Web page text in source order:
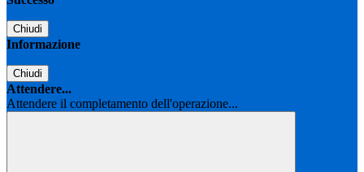
Chiudi
Informazione
Chiudi
Attendere...
Attendere il completamento dell'operazione...